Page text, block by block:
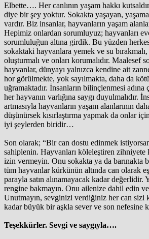
Elbette…. Her canlının yaşam hakkı
diye bir şey yoktur. Sokakta yaşayan,
vardır. Biz insanlar, hayvanların yaşam
Hepimiz onlardan sorumluyuz; hayvanları
sorumluluğun altına girdik. Bu yüzden
sokaktaki hayvanlara yemek ve su bırakmalı,
oluşturmalı ve onları korumalıdır. Maalesef
hayvanlar, dünyayı yalnızca kendine ait
hor görülmekte, yok sayılmakta, daha da
uğramaktadır. İnsanların bilinçlenmesi adına
her hayvanın varlığına saygı duyulmalıdır.
artmasıyla hayvanların yaşam alanlarının
düşünürsek kısırlaştırma yapmak da onlar
iyi şeylerden biridir…
Son olarak; “Bir can dostu edinmek
sahiplenin. Hayvanları köleleştiren zihniyete
izin vermeyin. Onu sokakta ya da barınakta
tüm hayvanlar kürkünün altında can olarak
parayla satın alınamayacak kadar değerlidir.
rengine bakmayın. Onu ailenize dahil edin
Unutmayın, sevginizi verdiğiniz her can sizi
kadar büyük bir aşkla sever ve son nefesine
Teşekkürler. Sevgi ve saygıyla….